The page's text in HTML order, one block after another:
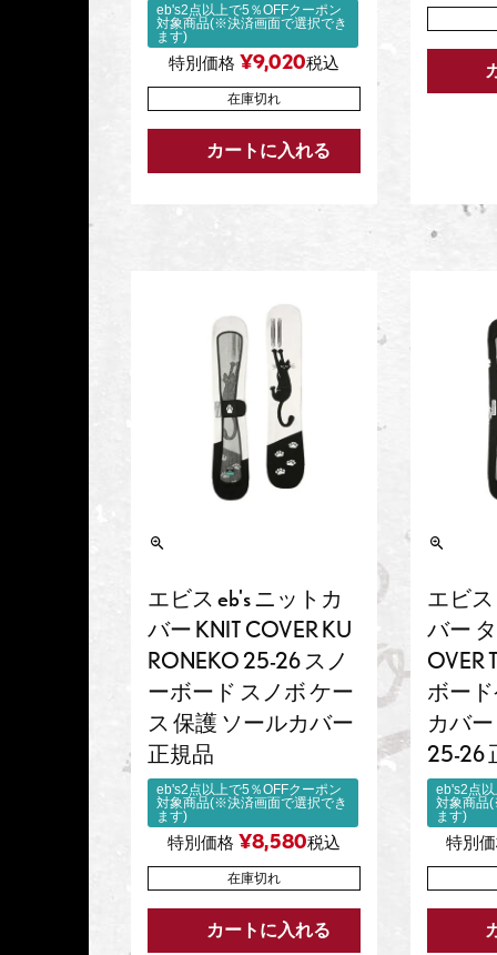
eb's2点以上で5％OFFクーポン
対象商品(※決済画面で選択でき
ます)
特別価格 ¥9,020税込
在庫切れ
カートに入れる
エビス eb's ニットカ
バー KNIT COVER KU
RONEKO 25-26 スノ
ーボード スノボ ケー
ス 保護 ソールカバー
正規品
eb's2点以上で5％OFFクーポン
対象商品(※決済画面で選択でき
ます)
特別価格 ¥8,580税込
在庫切れ
カートに入れる
エビス
バー
OVER
ボー
カバ
25-26
eb's2点
対象商品
ます)
特別